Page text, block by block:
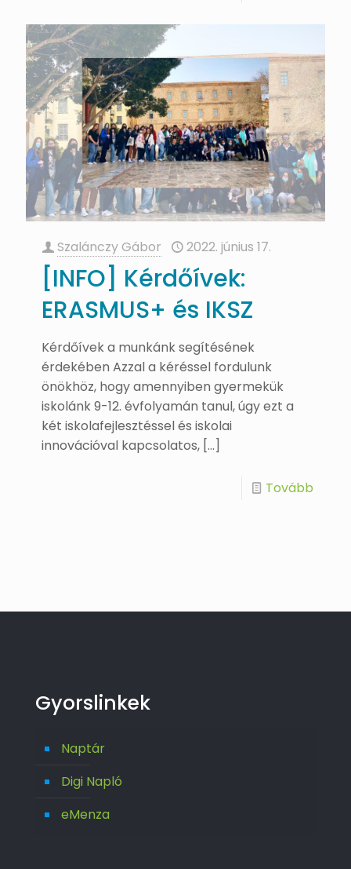
Szalánczy Gábor 2022. június 17.
[INFO] Kérdőívek:
ERASMUS+ és IKSZ
Kérdőívek a munkánk segítésének
érdekében Azzal a kéréssel fordulunk
önökhöz, hogy amennyiben gyermekük
iskolánk 9-12. évfolyamán tanul, úgy ezt a
két iskolafejlesztéssel és iskolai
innovációval kapcsolatos, […]
Tovább
Gyorslinkek
Naptár
Digi Napló
eMenza